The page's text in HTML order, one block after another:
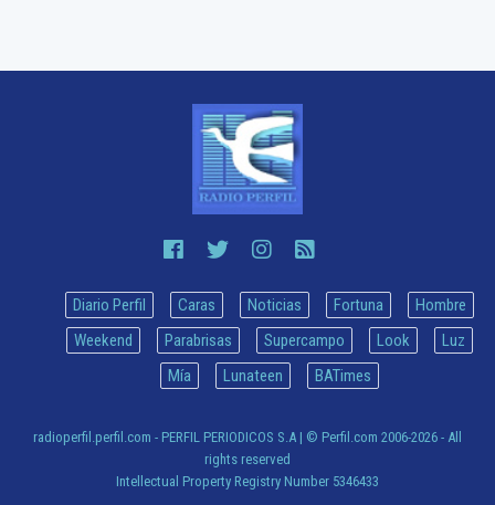
Diario Perfil Caras Noticias Fortuna
Hombre
Weekend
Parabrisas Supercampo Look
Luz
Mía
Lunateen BATimes
radioperfil.perfil.com - PERFIL PERIODICOS S.A | © Perfil.com 2006-2026 - All
rights reserved
Intellectual Property Registry Number 5346433